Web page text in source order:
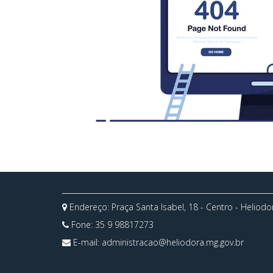
Endereço: Praça Santa Isabel, 18 - Centro -
Fone: 35 9 98817273
E-mail: administracao@heliodora.mg.gov.br